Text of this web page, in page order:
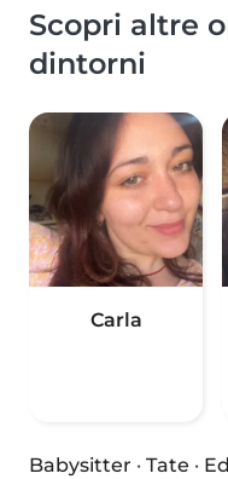
Scopri altre
dintorni
Carla
Babysitter · Tate ·